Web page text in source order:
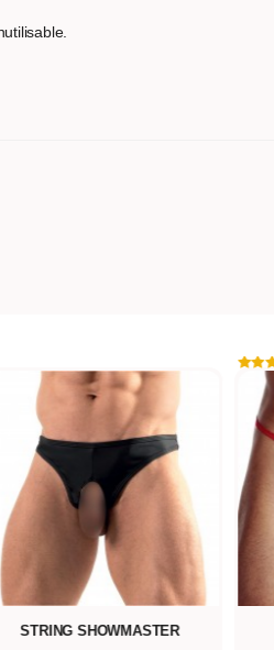
STRING XMAS